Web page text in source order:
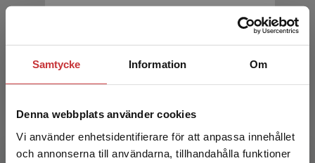
Samtycke Information Om
Denna webbplats använder cookies
Vi använder enhetsidentifierare för att anpassa innehållet
och annonserna till användarna, tillhandahålla funktioner
Skolutveckling för hållbart lärande